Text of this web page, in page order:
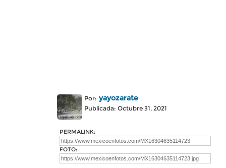
Por: yayozarate
Publicada: Octubre 31, 2021
PERMALINK:
FOTO: